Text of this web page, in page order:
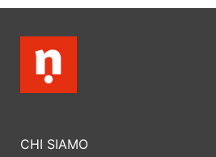
CHI SIAMO